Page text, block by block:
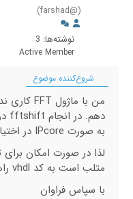
(@farshad)
نوشته‌ها: 3
Active Member
شروع‌کننده موضوع
به صورت IPcore در اختیار ما هست.
متلب است به کد vhdl راهنمایی ام کنید.
با سپاس فراوان